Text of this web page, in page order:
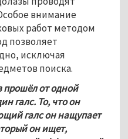
внимание
работ методом
позволяет
исключая
поиска.
прошёл от одной
галс. То, что он
галс он нащупает
он ищет,